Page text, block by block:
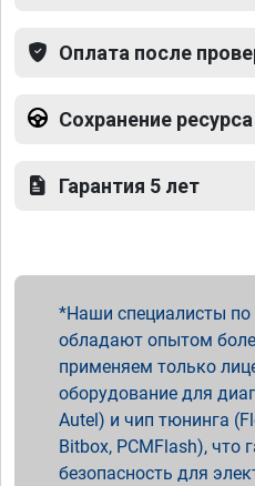
Оплата после
Сохранение ресурса
Гарантия 5 лет
Наши специалисты по
обладают опытом
применяем только
оборудование для
Autel) и чип тюнинга
Bitbox, PCMFlash), что
безопасность для